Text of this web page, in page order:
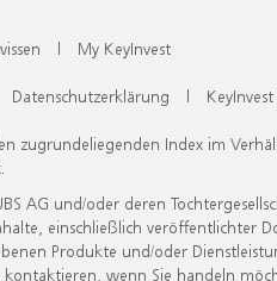
| My KeyInvest
Datenschutzerklärung |
zugrundeliegenden Index im
AG und/oder deren
einschließlich veröffentlichter
Produkte und/oder
wenn Sie handeln